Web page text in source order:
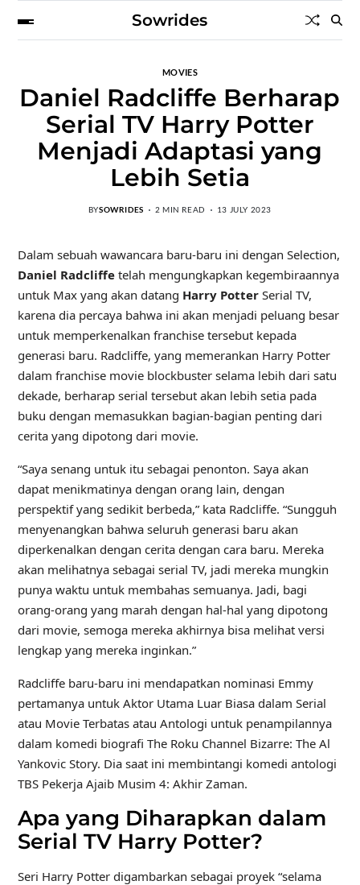
Sowrides
MOVIES
Daniel Radcliffe Berharap
Serial TV Harry Potter
Menjadi Adaptasi yang
Lebih Setia
BYSOWRIDES 2 MIN READ 13 JULY 2023
Dalam sebuah wawancara baru-baru ini dengan Selection,
Daniel Radcliffetelah mengungkapkan kegembiraannya
untuk Max yang akan datang Harry Potter Serial TV,
karena dia percaya bahwa ini akan menjadi peluang besar
untuk memperkenalkan franchise tersebut kepada
generasi baru. Radcliffe, yang memerankan Harry Potter
dalam franchise movie blockbuster selama lebih dari satu
dekade, berharap serial tersebut akan lebih setia pada
buku dengan memasukkan bagian-bagian penting dari
cerita yang dipotong dari movie.
“Saya senang untuk itu sebagai penonton. Saya akan
dapat menikmatinya dengan orang lain, dengan
perspektif yang sedikit berbeda,” kata Radcliffe. “Sungguh
menyenangkan bahwa seluruh generasi baru akan
diperkenalkan dengan cerita dengan cara baru. Mereka
akan melihatnya sebagai serial TV, jadi mereka mungkin
punya waktu untuk membahas semuanya. Jadi, bagi
orang-orang yang marah dengan hal-hal yang dipotong
dari movie, semoga mereka akhirnya bisa melihat versi
lengkap yang mereka inginkan.”
Radcliffe baru-baru ini mendapatkan nominasi Emmy
pertamanya untuk Aktor Utama Luar Biasa dalam Serial
atau Movie Terbatas atau Antologi untuk penampilannya
dalam komedi biografi The Roku Channel Bizarre: The Al
Yankovic Story. Dia saat ini membintangi komedi antologi
TBS Pekerja Ajaib Musim 4: Akhir Zaman.
Apa yang Diharapkan dalam
Serial TV Harry Potter?
Seri Harry Potter digambarkan sebagai proyek “selama